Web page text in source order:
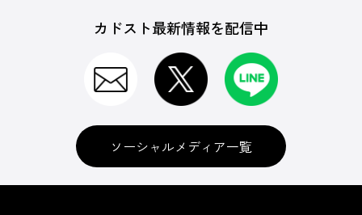
カドスト最新情報を配信中
ソーシャルメディア一覧